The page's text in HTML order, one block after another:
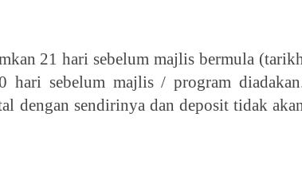
21 hari sebelum majlis bermula
hari sebelum majlis / program
dengan sendirinya dan deposit tidak